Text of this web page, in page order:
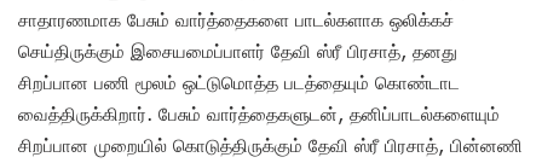
சாதாரணமாக பேசும் வார்த்தைகளை பாடல்களாக ஒலிக்கச்
செய்திருக்கும் இசையமைப்பாளர் தேவி ஸ்ரீ பிரசாத், தனது
சிறப்பான பணி மூலம் ஒட்டுமொத்த படத்தையும் கொண்டாட
வைத்திருக்கிறார். பேசும் வார்த்தைகளுடன், தனிப்பாடல்களையும்
சிறப்பான முறையில் கொடுத்திருக்கும் தேவி ஸ்ரீ பிரசாத், பின்னணி